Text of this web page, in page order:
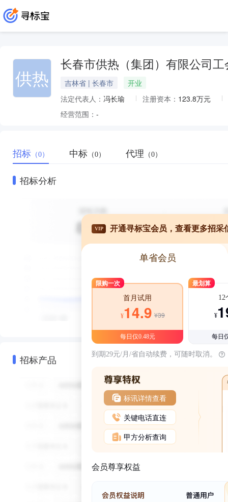
供热
长春市供热（集团）有限公司工
吉林省 | 长春市
开业
法定代表人： 冯长瑜 注册资本： 123.8万元
经营范围： -
招标 （0） 中标 （0） 代理 （0）
招标分析
招标产品
VIP 开通寻标宝会员，查看更多招采
单省会员
限购一次
首月试用
¥14.9 ¥39
每日仅0.48元
最划算
12
¥
每日
到期29元/月/省自动续费，可随时取消。
标讯详情查看
关键电话直连
甲方分析查询
会员尊享权益